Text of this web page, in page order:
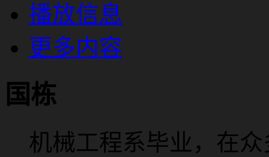
播放信息
更多内容
国栋
机械工程系毕业，在